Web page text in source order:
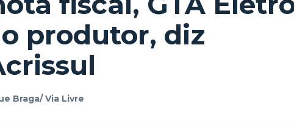
produtor, diz
Braga/ Via Livre